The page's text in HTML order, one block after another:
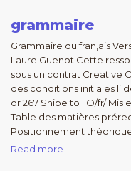
grammaire
Grammaire du fran,ais
Laure Guenot Cette
sous un contrat Creative
des conditions initiales
or 267 Snipe to . O/fr/ Mis
Table des matières
Positionnement
Read more